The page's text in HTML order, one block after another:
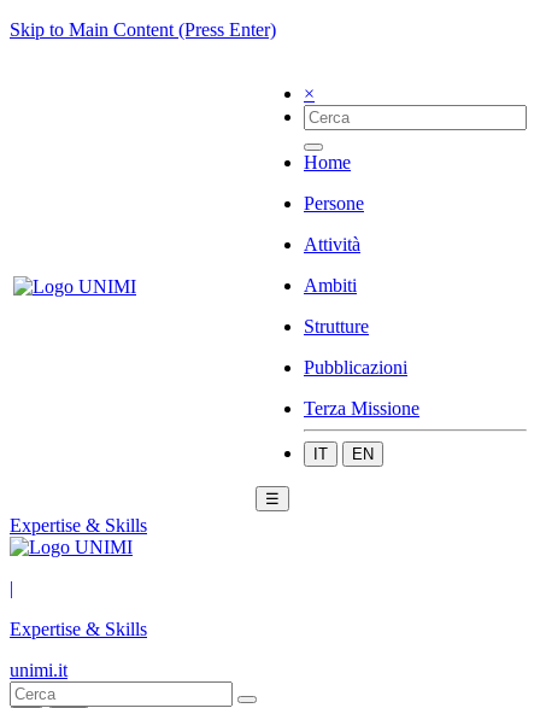
Skip to Main Content (Press Enter)
×
Home
Persone
Attività
Ambiti
Strutture
Pubblicazioni
Terza Missione
IT EN
☰
Expertise & Skills
|
Expertise & Skills
unimi.it